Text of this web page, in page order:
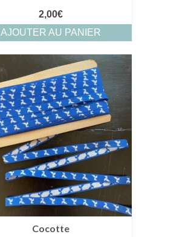
2,00€
AJOUTER AU PANIER
Cocotte